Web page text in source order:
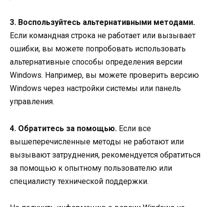
3. Воспользуйтесь альтернативными методами.
Если командная строка не работает или вызывает
ошибки, вы можете попробовать использовать
альтернативные способы определения версии
Windows. Например, вы можете проверить версию
Windows через настройки системы или панель
управления.
4. Обратитесь за помощью. Если все
вышеперечисленные методы не работают или
вызывают затруднения, рекомендуется обратиться
за помощью к опытному пользователю или
специалисту технической поддержки.